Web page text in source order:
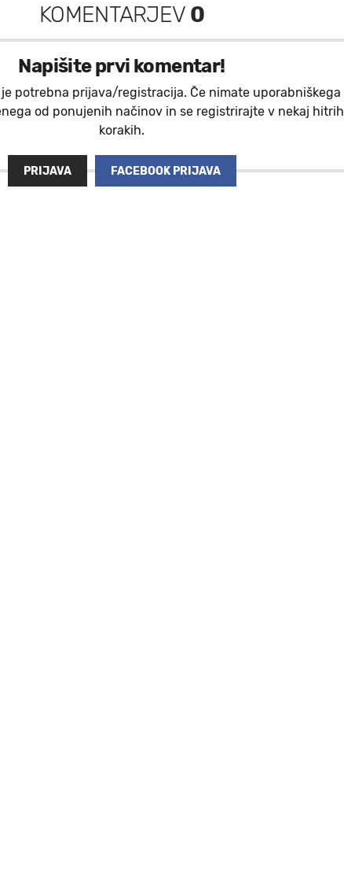
KOMENTARJEV 0
Napišite prvi komentar!
potrebna prijava/registracija. Če nimate uporabniškega
od ponujenih načinov in se registrirajte v nekaj hitrih
korakih.
PRIJAVA FACEBOOK PRIJAVA